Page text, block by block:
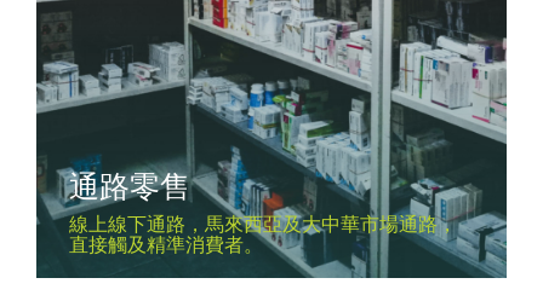
通路零售
線上線下通路，馬來西亞及大中華市場通路，
直接觸及精準消費者。